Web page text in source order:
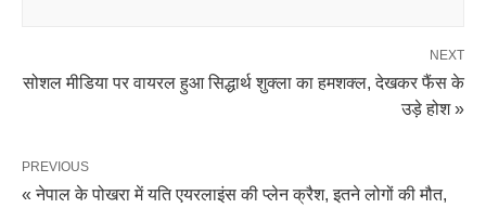
NEXT
सोशल मीडिया पर वायरल हुआ सिद्धार्थ शुक्ला का हमशक्ल, देखकर फैंस के
उड़े होश »
PREVIOUS
« नेपाल के पोखरा में यति एयरलाइंस की प्लेन क्रैश, इतने लोगों की मौत,